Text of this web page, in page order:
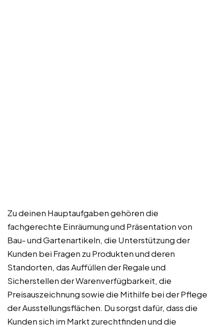
Zu deinen Hauptaufgaben gehören die
fachgerechte Einräumung und Präsentation von
Bau- und Gartenartikeln, die Unterstützung der
Kunden bei Fragen zu Produkten und deren
Standorten, das Auffüllen der Regale und
Sicherstellen der Warenverfügbarkeit, die
Preisauszeichnung sowie die Mithilfe bei der Pflege
der Ausstellungsflächen. Du sorgst dafür, dass die
Kunden sich im Markt zurechtfinden und die